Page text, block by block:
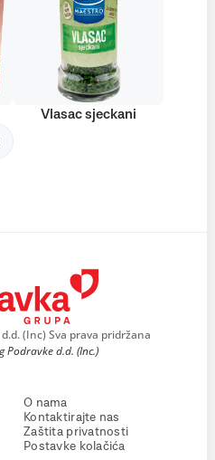
Vlasac sjeckani
(Inc) Sva prava pridržana
Podravke d.d. (Inc.)
O nama
Kontaktirajte nas
Zaštita privatnosti
Postavke kolačića